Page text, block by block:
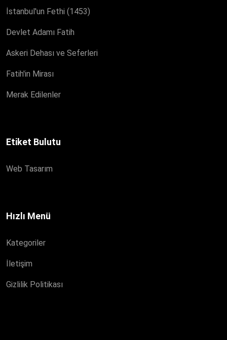
İstanbul'un Fethi (1453)
Devlet Adamı Fatih
Askeri Dehası ve Seferleri
Fatih'in Mirası
Merak Edilenler
Etiket Bulutu
Web Tasarım
Hızlı Menü
Kategoriler
İletişim
Gizlilik Politikası